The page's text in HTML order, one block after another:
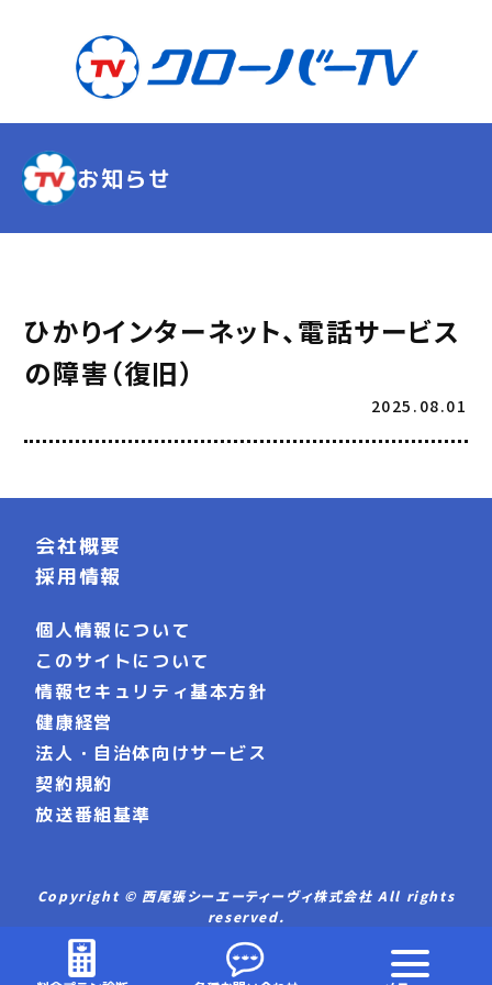
お知らせ
ひかりインターネット、電話サービス
の障害（復旧）
2025.08.01
会社概要
採用情報
個人情報について
このサイトについて
情報セキュリティ基本方針
健康経営
法人・自治体向けサービス
契約規約
放送番組基準
Copyright © 西尾張シーエーティーヴィ株式会社 All rights
reserved.